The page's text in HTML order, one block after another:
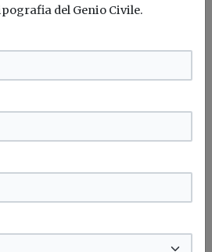
del massimo
strigliata di Papa
finiscono per
sociale...
del Genio Civile.